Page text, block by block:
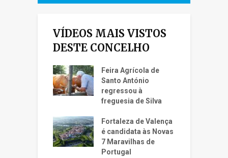
VÍDEOS MAIS VISTOS
DESTE CONCELHO
Feira Agrícola de
Santo António
regressou à
freguesia de Silva
Fortaleza de Valença
é candidata às Novas
7 Maravilhas de
Portugal